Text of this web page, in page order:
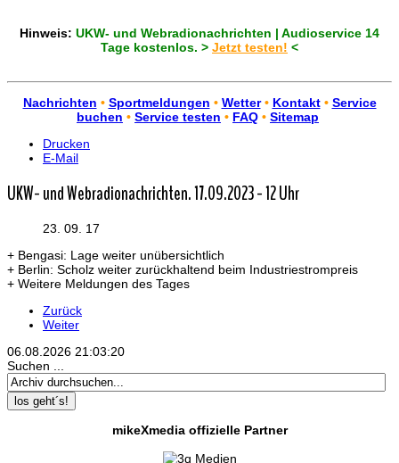
Hinweis: UKW- und Webradionachrichten | Audioservice 14
Tage kostenlos. > Jetzt testen! <
Nachrichten • Sportmeldungen • Wetter• Kontakt • Service
buchen • Service testen • FAQ • Sitemap
Drucken
E-Mail
UKW- und Webradionachrichten. 17.09.2023 - 12 Uhr
23. 09. 17
+ Bengasi: Lage weiter unübersichtlich
+ Berlin: Scholz weiter zurückhaltend beim Industriestrompreis
+ Weitere Meldungen des Tages
Zurück
Weiter
06.08.2026 21:03:20
Suchen ...
los geht´s!
mikeXmedia offizielle Partner